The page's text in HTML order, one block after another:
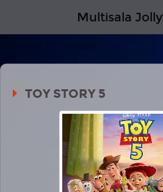
Multisala Jolly
TOY STORY 5